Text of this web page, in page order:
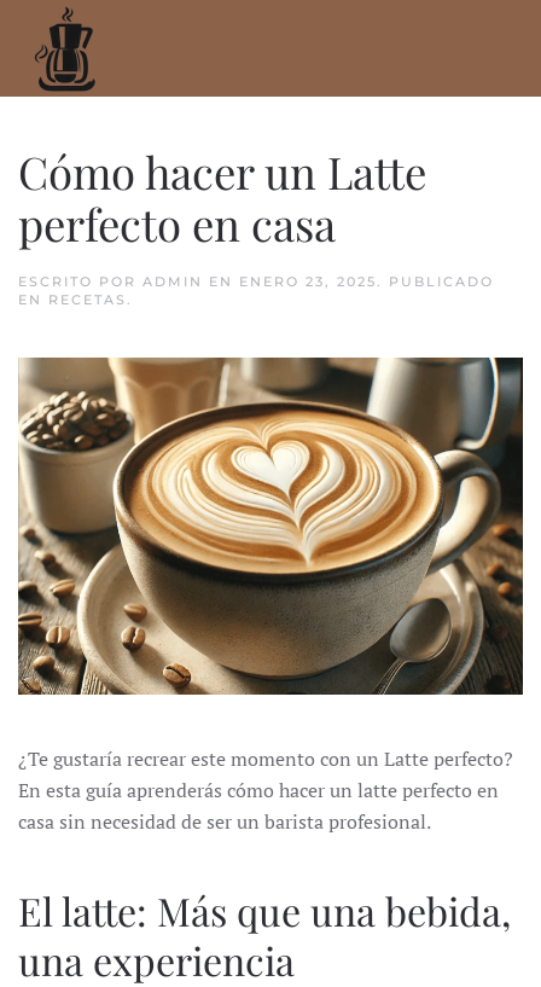
Ir
al
Cómo hacer un Latte
perfecto en casa
ESCRITO POR ADMIN EN ENERO 23, 2025. PUBLICADO
EN RECETAS .
¿Te gustaría recrear este momento con un Latte perfecto?
En esta guía aprenderás cómo hacer un latte perfecto en
casa sin necesidad de ser un barista profesional.
El latte: Más que una bebida,
una experiencia